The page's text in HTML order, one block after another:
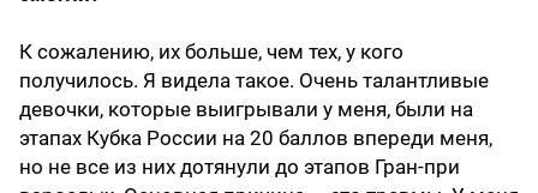
К сожалению, их больше, чем тех, у кого
получилось. Я видела такое. Очень талантливые
девочки, которые выигрывали у меня, были на
этапах Кубка России на 20 баллов впереди меня,
но не все из них дотянули до этапов Гран-при